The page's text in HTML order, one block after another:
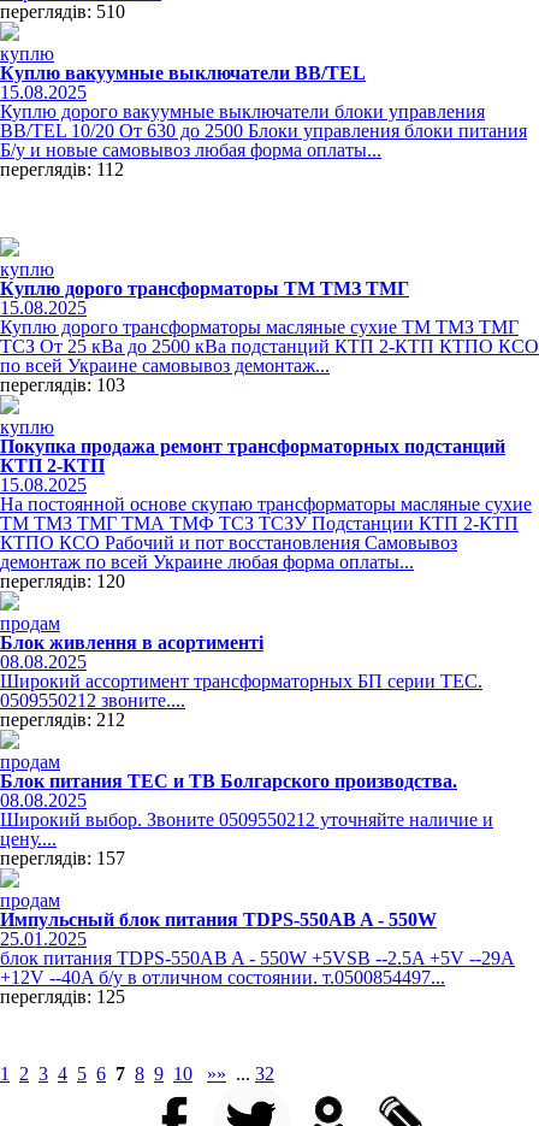
переглядів: 510
куплю
Куплю вакуумные выключатели ВВ/TEL
15.08.2025
Куплю дорого вакуумные выключатели блоки управления
ВВ/TEL 10/20 От 630 до 2500 Блоки управления блоки питания
Б/у и новые самовывоз любая форма оплаты...
переглядів: 112
куплю
Куплю дорого трансформаторы ТМ ТМЗ ТМГ
15.08.2025
Куплю дорого трансформаторы масляные сухие ТМ ТМЗ ТМГ
ТСЗ От 25 кВа до 2500 кВа подстанций КТП 2-КТП КТПО КСО
по всей Украине самовывоз демонтаж...
переглядів: 103
куплю
Покупка продажа ремонт трансформаторных подстанций
КТП 2-КТП
15.08.2025
На постоянной основе скупаю трансформаторы масляные сухие
ТМ ТМЗ ТМГ ТМА ТМФ ТСЗ ТСЗУ Подстанции КТП 2-КТП
КТПО КСО Рабочий и пот восстановления Самовывоз
демонтаж по всей Украине любая форма оплаты...
переглядів: 120
продам
Блок живлення в асортименті
08.08.2025
Широкий ассортимент трансформаторных БП серии ТЕС.
0509550212 звоните....
переглядів: 212
продам
Блок питания ТЕС и ТВ Болгарского производства.
08.08.2025
Широкий выбор. Звоните 0509550212 уточняйте наличие и
цену....
переглядів: 157
продам
Импульсный блок питания TDPS-550AB A - 550W
25.01.2025
блок питания TDPS-550AB A - 550W +5VSB --2.5A +5V --29A
+12V --40A б/у в отличном состоянии. т.0500854497...
переглядів: 125
1 2 3 4 5 6 7 8 9 10 »» ... 32